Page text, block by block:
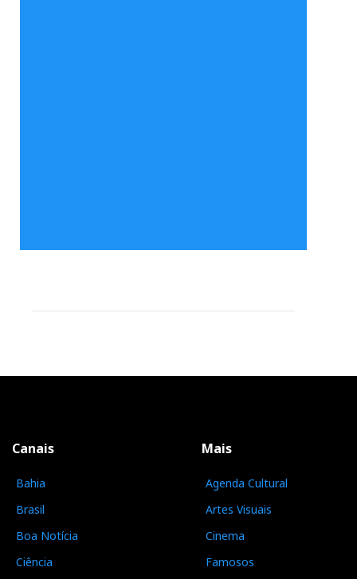
Canais
Bahia
Brasil
Boa Notícia
Ciência
Mais
Agenda Cultural
Artes Visuais
Cinema
Famosos